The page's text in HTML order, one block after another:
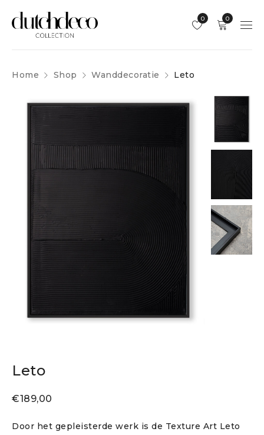
0
0
Home Shop Wanddecoratie Leto
Leto
€189,00
Door het gepleisterde werk is de Texture Art Leto